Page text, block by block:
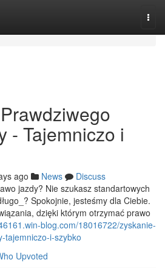
- Tajemniczo i
ago News
Discuss
jazdy? Nie szukasz standartowych
Spokojnie, jesteśmy dla Ciebie.
dzięki którym otrzymać prawo
blog.com/18016722/zyskanie-
tajemniczo-i-szybko
Upvoted